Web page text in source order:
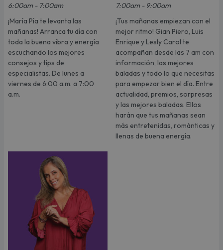
6:00am - 7:00am
¡María Pía te levanta las
mañanas! Arranca tu día con
toda la buena vibra y energía
escuchando los mejores
consejos y tips de
especialistas. De lunes a
viernes de 6:00 a.m. a 7:00
a.m.
7:00am - 9:00am
¡Tus mañanas empiezan con el
mejor ritmo! Gian Piero, Luis
Enrique y Lesly Carol te
acompañan desde las 7 am con
información, las mejores
baladas y todo lo que necesitas
para empezar bien el día. Entre
actualidad, premios, sorpresas
y las mejores baladas. Ellos
harán que tus mañanas sean
más entretenidas, románticas y
llenas de buena energía.